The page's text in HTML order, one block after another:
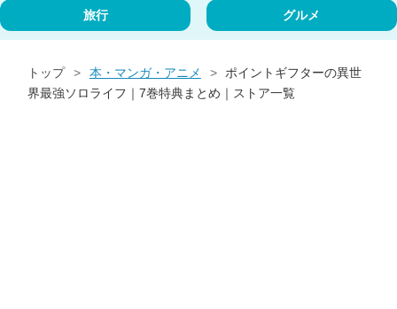
旅行 グルメ
トップ > 本・マンガ・アニメ >
ポイントギフターの異世
界最強ソロライフ｜7巻特典まとめ｜ストア一覧